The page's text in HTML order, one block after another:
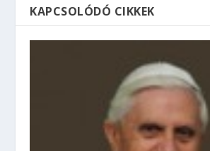
KAPCSOLÓDÓ CIKKEK